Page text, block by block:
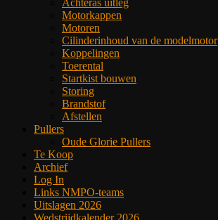
Achteras uitleg
Motorkappen
Motoren
Cilinderinhoud van de modelmotor
Koppelingen
Toerental
Startkist bouwen
Storing
Brandstof
Afstellen
Pullers
Oude Glorie Pullers
Te Koop
Archief
Log In
Links NMPO-teams
Uitslagen 2026